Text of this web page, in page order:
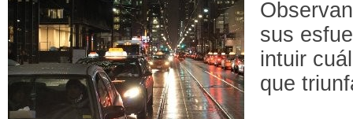
sus
intuir
que